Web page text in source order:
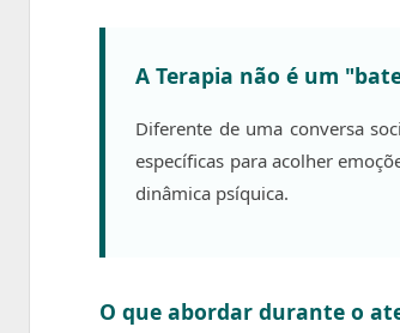
A Terapia não é um
Diferente de uma conversa
específicas para acolher
dinâmica psíquica.
O que abordar durante o